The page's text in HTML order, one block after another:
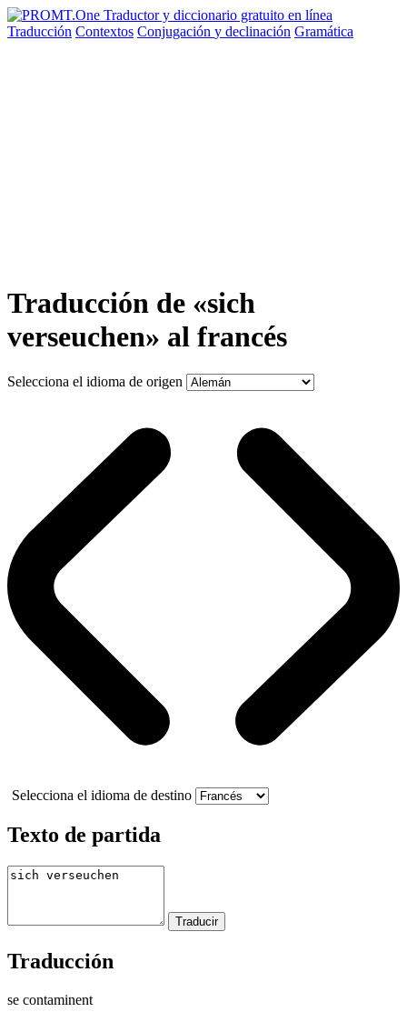
Traducción Contextos Conjugación y declinación Gramática
Traducción de «sich
verseuchen» al francés
Selecciona el idioma de origen
Selecciona el idioma de destino
Texto de partida
Traducción
se contaminent